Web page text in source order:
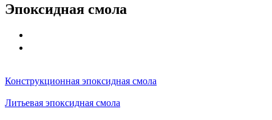
Эпоксидная смола
Конструкционная эпоксидная смола
Литьевая эпоксидная смола